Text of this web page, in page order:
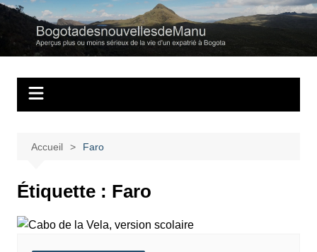
Aller
contenu
Regards personnels sur la vie d’expatrié à Bogota
Accueil Faro
Étiquette : Faro